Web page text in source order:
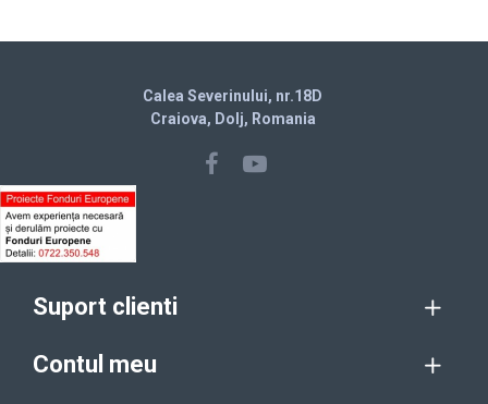
Calea Severinului, nr.18D
Craiova, Dolj, Romania
Suport clienti
Contul meu